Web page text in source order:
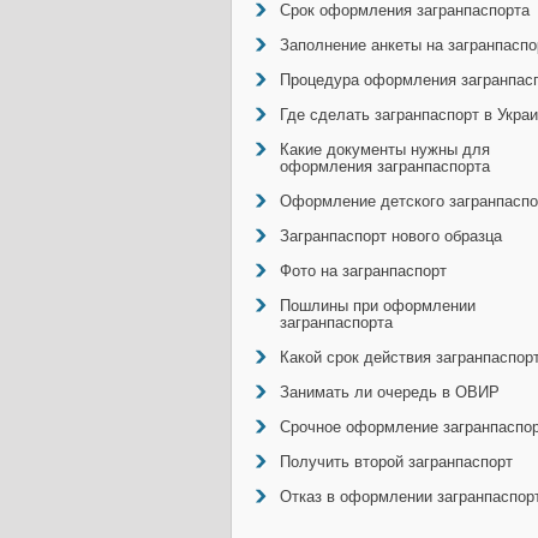
Срок оформления загранпаспорта
Заполнение анкеты на
Процедура оформления
Где сделать загранпаспорт в
Какие документы нужны для
оформления загранпаспорта
Оформление детского
Загранпаспорт нового образца
Фото на загранпаспорт
Пошлины при оформлении
загранпаспорта
Какой срок действия
Занимать ли очередь в ОВИР
Срочное оформление
Получить второй загранпаспорт
Отказ в оформлении